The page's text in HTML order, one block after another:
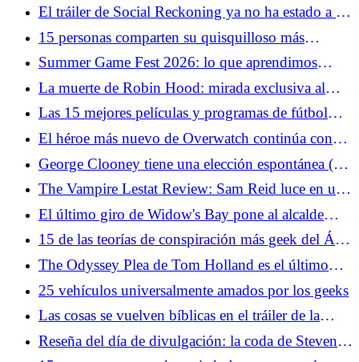
una generación de fanáticos del género
El tráiler de Social Reckoning ya no ha estado a la
altura de la red social
15 personas comparten su quisquilloso más
pedante de Star Wars
Summer Game Fest 2026: lo que aprendimos
sobre Resident Evil Veronica
La muerte de Robin Hood: mirada exclusiva al
Desenmascaramiento de una leyenda de Hugh
Jackman
Las 15 mejores películas y programas de fútbol
para ponerte de humor para la Copa Mundial
El héroe más nuevo de Overwatch continúa con
los errores de diseño de personajes del juego
George Clooney tiene una elección espontánea (y
sólida) para el próximo James Bond
The Vampire Lestat Review: Sam Reid luce en una
nueva y ambiciosa "Entrevista" Capítulo
El último giro de Widow's Bay pone al alcalde
Tom en una situación imposible
15 de las teorías de conspiración más geek del Área
51
The Odyssey Plea de Tom Holland es el último
intento de la Generación Z para salvar el cine
25 vehículos universalmente amados por los geeks
Las cosas se vuelven bíblicas en el tráiler de la
temporada 5 de The Bear
Reseña del día de divulgación: la coda de Steven
Spielberg para una vida de películas de